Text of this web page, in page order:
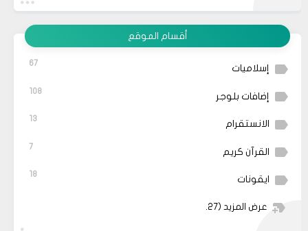
أقسام الموقع
إسلاميات 67
إضافات بلوجر 108
الانستقرام 13
القرآن كريم 7
ايقونات 18
عرض المزيد (27)